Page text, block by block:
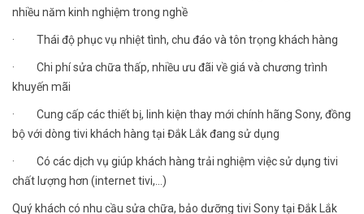
nhiều năm kinh nghiệm trong nghề
· Thái độ phục vụ nhiệt tình, chu đáo và tôn trọng khách hàng
· Chi phí sửa chữa thấp, nhiều ưu đãi về giá và chương trình
khuyến mãi
· Cung cấp các thiết bị, linh kiện thay mới chính hãng Sony, đồng
bộ với dòng tivi khách hàng tại Đắk Lắk đang sử dụng
· Có các dịch vụ giúp khách hàng trải nghiệm việc sử dụng tivi
chất lượng hơn (internet tivi,...)
Quý khách có nhu cầu sửa chữa, bảo dưỡng tivi Sony tại Đắk Lắk